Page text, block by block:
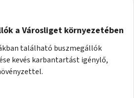
A program pilot jelleggel indulna,
a Városliget környezetében
található buszmegállók
kevés karbantartást igénylő,